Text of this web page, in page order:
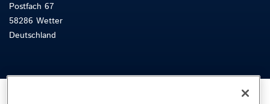
Postfach 67
58286 Wetter
Deutschland